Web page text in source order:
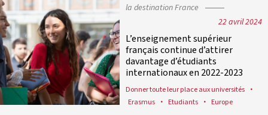
la destination France
22 avril 2024
L’enseignement supérieur
français continue d’attirer
davantage d’étudiants
internationaux en 2022-2023
Donner toute leur place aux universités
Erasmus
Etudiants Europe